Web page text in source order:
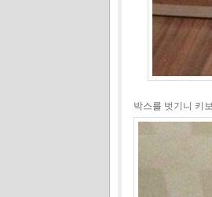
박스를 벗기니 키